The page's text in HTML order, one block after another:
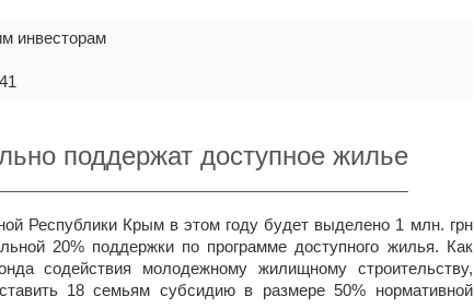
инвесторам
поддержат доступное жилье
Республики Крым в этом году будет выделено 1 млн. грн
20% поддержки по программе доступного жилья. Как
содействия молодежному жилищному строительству,
18 семьям субсидию в размере 50% нормативной